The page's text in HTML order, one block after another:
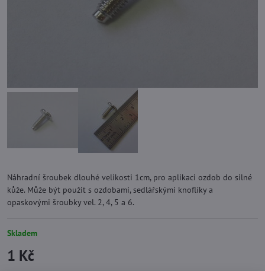
Náhradní šroubek dlouhé velikosti 1cm, pro aplikaci ozdob do silné
kůže. Může být použit s ozdobami, sedlářskými knoflíky a
opaskovými šroubky vel. 2, 4, 5 a 6.
Skladem
1 Kč